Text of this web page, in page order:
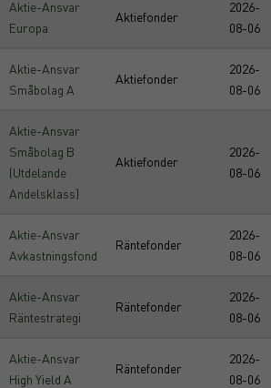
Aktie-Ansvar
Europa
Aktiefonder
2026-
08-06
Aktie-Ansvar
Småbolag A
Aktiefonder
2026-
08-06
Aktie-Ansvar
Småbolag B
(Utdelande
Andelsklass)
Aktiefonder
2026-
08-06
Aktie-Ansvar
Avkastningsfond
Räntefonder
2026-
08-06
Aktie-Ansvar
Räntestrategi
Räntefonder
2026-
08-06
Aktie-Ansvar
High Yield A
Räntefonder
2026-
08-06